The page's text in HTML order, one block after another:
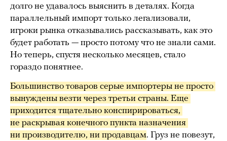
долго не удавалось выяснить в деталях. Когда
параллельный импорт только легализовали,
игроки рынка отказывались рассказывать, как это
будет работать — просто потому что не знали сами.
Но теперь, спустя несколько месяцев, стало
гораздо понятнее.
Большинство товаров серые импортеры не просто
вынуждены везти через третьи страны. Еще
приходится тщательно конспирироваться,
не раскрывая конечного пункта назначения
ни производителю, ни продавцам. Груз не повезут,